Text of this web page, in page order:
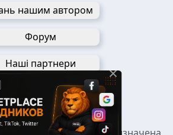
нашим автором
Форум
Наші партнери
Telegram чати
×